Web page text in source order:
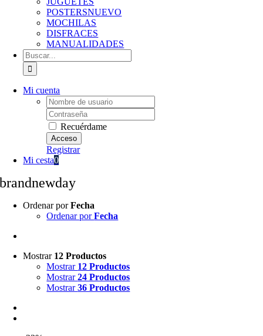
POSTERSNUEVO
MOCHILAS
DISFRACES
MANUALIDADES
Buscar:
Mi cuenta
Username:
Password:
Recuérdame
Registrar
Mi cesta0
brandnewday
Ordenar porFecha
Ordenar porFecha
Mostrar 12 Productos
Mostrar 12 Productos
Mostrar24 Productos
Mostrar36 Productos